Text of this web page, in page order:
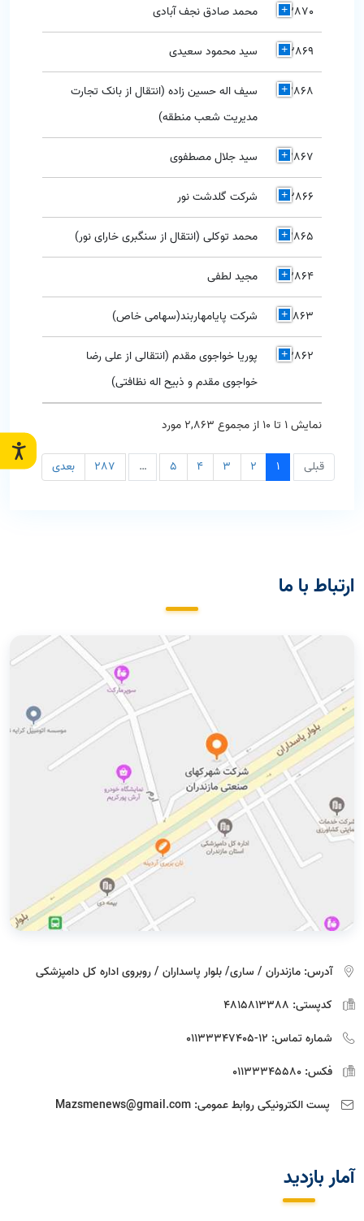
2870 محمد صادق نجف آبادی
2869 سید محمود سعیدی
2868
سیف اله حسین زاده (انتقال از بانک تجارت
مدیریت شعب منطقه)
2867 سید جلال مصطفوی
2866 شرکت گلدشت نور
2865 محمد توکلی (انتقال از سنگبری خارای نور)
2864 مجید لطفی
2863 شرکت پایامهاربند(سهامی خاص)
2862
پوریا خواجوی مقدم (انتقالی از علی رضا
خواجوی مقدم و ذبیح اله نظافتی)
نمایش 1 تا 10 از مجموع 2,863 مورد
قبلی 1
2
3
4
5
…
287 بعدی
ارتباط با ما
آدرس: مازندران / ساری/ بلوار پاسداران / روبروی اداره كل دامپزشكی
کدپستی: 4815813388
شماره تماس: 12-01133347405
فکس: 01133345580
پست الکترونیکی روابط عمومی: Mazsmenews@gmail.com
آمار بازديد